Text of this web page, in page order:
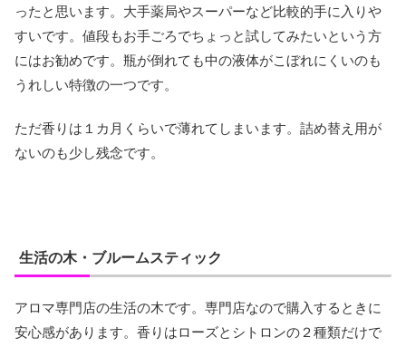
ったと思います。大手薬局やスーパーなど比較的手に入りや
すいです。値段もお手ごろでちょっと試してみたいという方
にはお勧めです。瓶が倒れても中の液体がこぼれにくいのも
うれしい特徴の一つです。
ただ香りは１カ月くらいで薄れてしまいます。詰め替え用が
ないのも少し残念です。
生活の木・ブルームスティック
アロマ専門店の生活の木です。専門店なので購入するときに
安心感があります。香りはローズとシトロンの２種類だけで